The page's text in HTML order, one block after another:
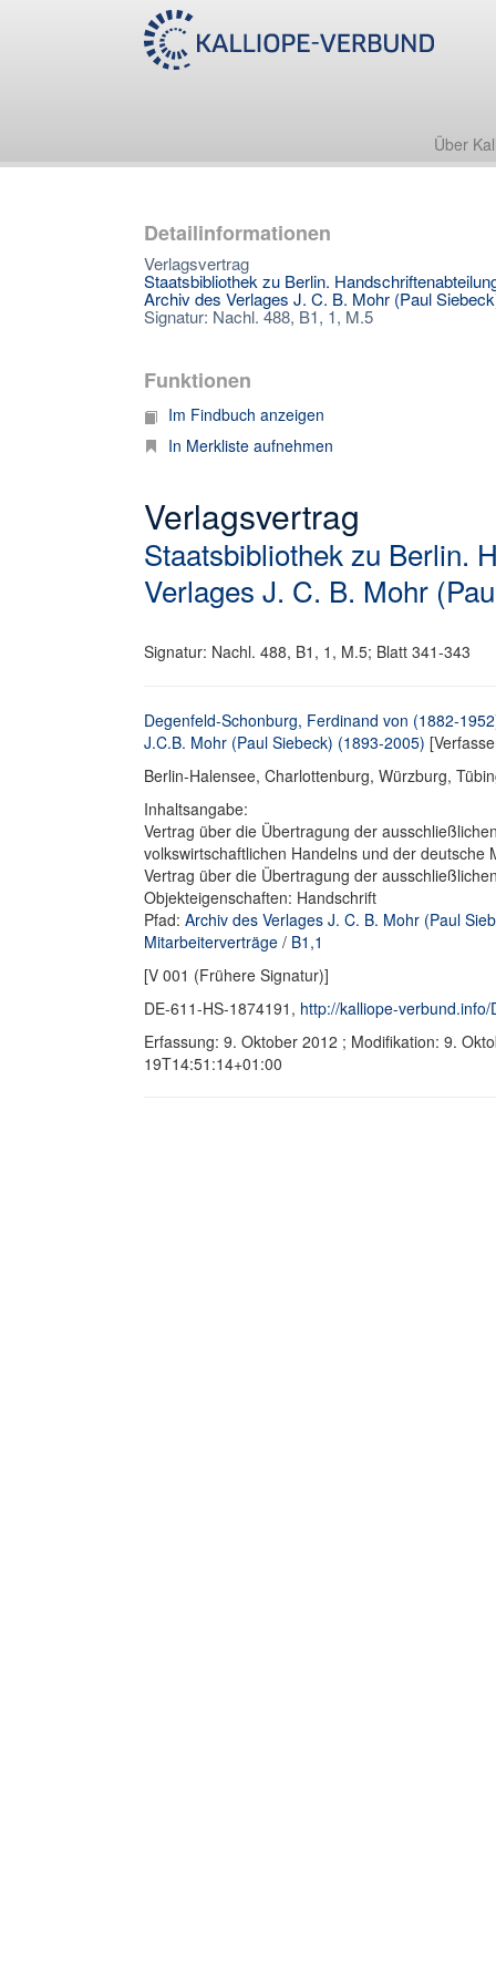
Über
Detailinformationen
Verlagsvertrag
Staatsbibliothek zu Berlin.
Archiv des Verlages J. C. B. Mohr (Paul
Signatur: Nachl. 488, B1, 1, M.5
Funktionen
Im Findbuch anzeigen
In Merkliste aufnehmen
Verlagsvertrag
Staatsbibliothek zu Berlin.
Verlages J. C. B. Mohr
Signatur: Nachl. 488, B1, 1, M.5; Blatt 341-343
Degenfeld-Schonburg, Ferdinand von (1882-
J.C.B. Mohr (Paul Siebeck) (1893-2005)
Berlin-Halensee, Charlottenburg, Würzburg,
Inhaltsangabe:
Vertrag über die Übertragung der
volkswirtschaftlichen Handelns und der deutsche
Vertrag über die Übertragung der
Objekteigenschaften: Handschrift
Pfad: Archiv des Verlages J. C. B. Mohr (Paul
Mitarbeiterverträge / B1,1
[V 001 (Frühere Signatur)]
DE-611-HS-1874191, http://kalliope-
Erfassung: 9. Oktober 2012 ; Modifikation: 9.
19T14:51:14+01:00